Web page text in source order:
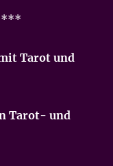
Tarot und
Tarot- und